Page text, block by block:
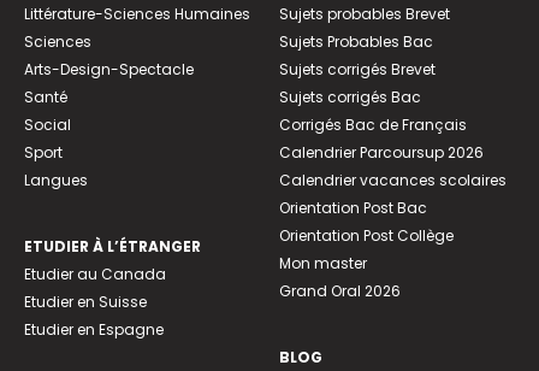
Littérature-Sciences Humaines
Sciences
Arts-Design-Spectacle
Santé
Social
Sport
Langues
ETUDIER À L’ÉTRANGER
Etudier au Canada
Etudier en Suisse
Etudier en Espagne
Sujets probables Brevet
Sujets Probables Bac
Sujets corrigés Brevet
Sujets corrigés Bac
Corrigés Bac de Français
Calendrier Parcoursup 2026
Calendrier vacances scolaires
Orientation Post Bac
Orientation Post Collège
Mon master
Grand Oral 2026
BLOG